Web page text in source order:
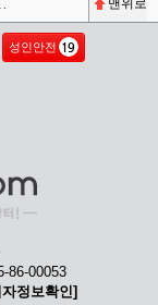
성인안전
86-00053
정보확인]